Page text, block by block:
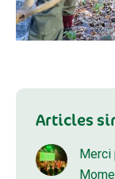
Articles
Merci